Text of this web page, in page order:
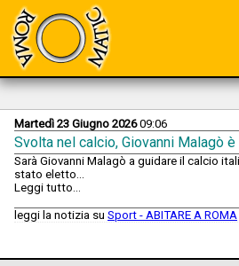
Martedì 23 Giugno 202609:06
Svolta nel calcio, Giovanni Malagò
Sarà Giovanni Malagò a guidare il calcio
stato eletto...
Leggi tutto...
leggi la notizia su Sport - ABITARE A ROMA